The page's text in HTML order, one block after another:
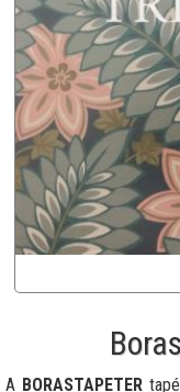
A BORASTAPETER